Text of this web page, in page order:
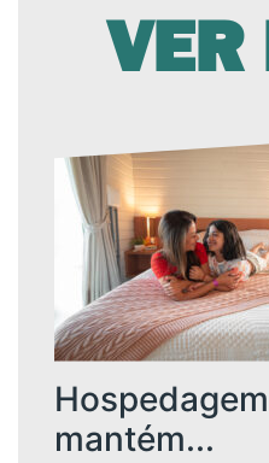
VER
mantém...